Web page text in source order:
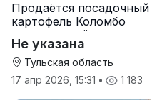
Продаётся посадочный
картофель Коломбо
оптом от трёх тонн
Не указана
Тульская область
17 апр 2026, 15:31 • 1 183